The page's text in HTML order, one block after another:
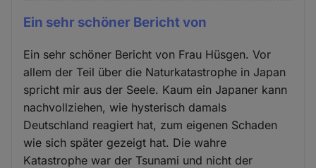
Ein sehr schöner Bericht von
Ein sehr schöner Bericht von Frau Hüsgen. Vor
allem der Teil über die Naturkatastrophe in Japan
spricht mir aus der Seele. Kaum ein Japaner kann
nachvollziehen, wie hysterisch damals
Deutschland reagiert hat, zum eigenen Schaden
wie sich später gezeigt hat. Die wahre
Katastrophe war der Tsunami und nicht der